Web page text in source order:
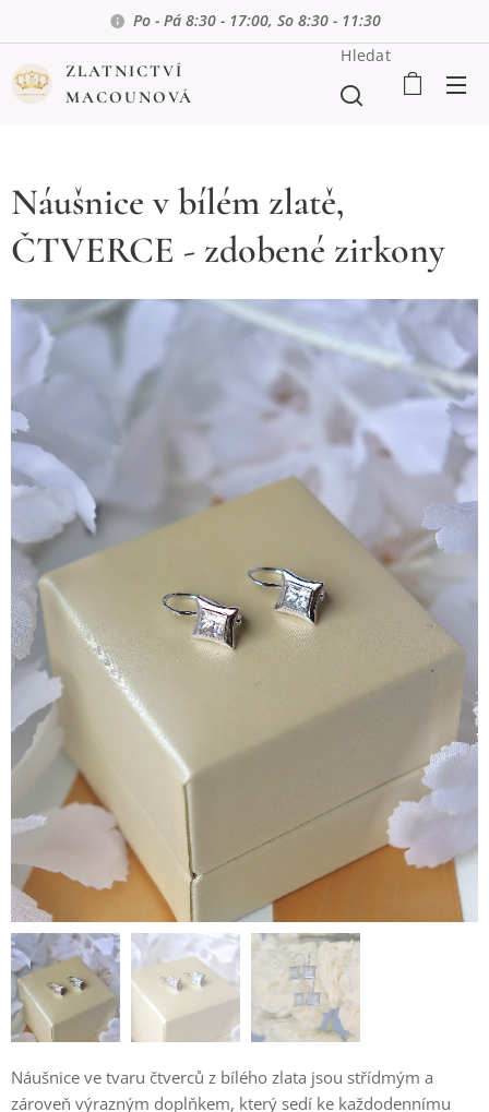
Po - Pá 8:30 - 17:00, So 8:30 - 11:30
ZLATNICTVÍ
MACOUNOVÁ
Hledat
Náušnice v bílém zlatě,
ČTVERCE - zdobené zirkony
Náušnice ve tvaru čtverců z bílého zlata jsou střídmým a
zároveň výrazným doplňkem, který sedí ke každodennímu